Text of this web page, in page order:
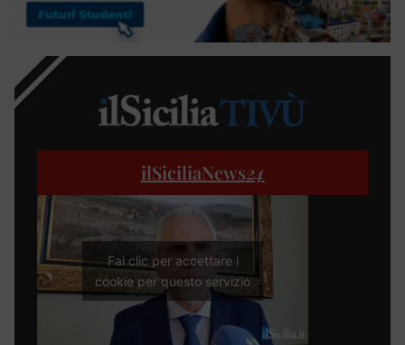
ilSiciliaNews24
Fai clic per accettare i
cookie per questo servizio